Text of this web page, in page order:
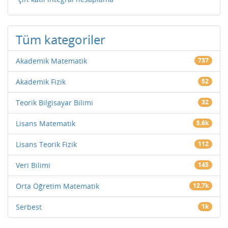
Tüm kategoriler
Akademik Matematik 737
Akademik Fizik 52
Teorik Bilgisayar Bilimi 32
Lisans Matematik 5.6k
Lisans Teorik Fizik 112
Veri Bilimi 145
Orta Öğretim Matematik 12.7k
Serbest 1k